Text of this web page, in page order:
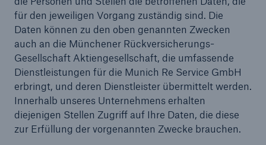
für den jeweiligen Vorgang zuständig sind. Die
Daten können zu den oben genannten Zwecken
auch an die Münchener Rückversicherungs-
Gesellschaft Aktiengesellschaft, die umfassende
Dienstleistungen für die Munich Re Service GmbH
erbringt, und deren Dienstleister übermittelt werden.
Innerhalb unseres Unternehmens erhalten
diejenigen Stellen Zugriff auf Ihre Daten, die diese
zur Erfüllung der vorgenannten Zwecke brauchen.